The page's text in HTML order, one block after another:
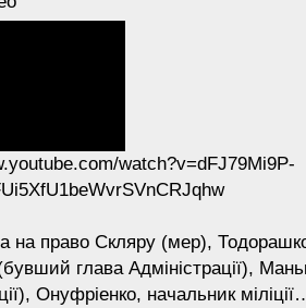
watch?v=dFJ79Mi9P-
на право Скляру (мер),
глава Адміністрації),
Онуфріенко, начальник